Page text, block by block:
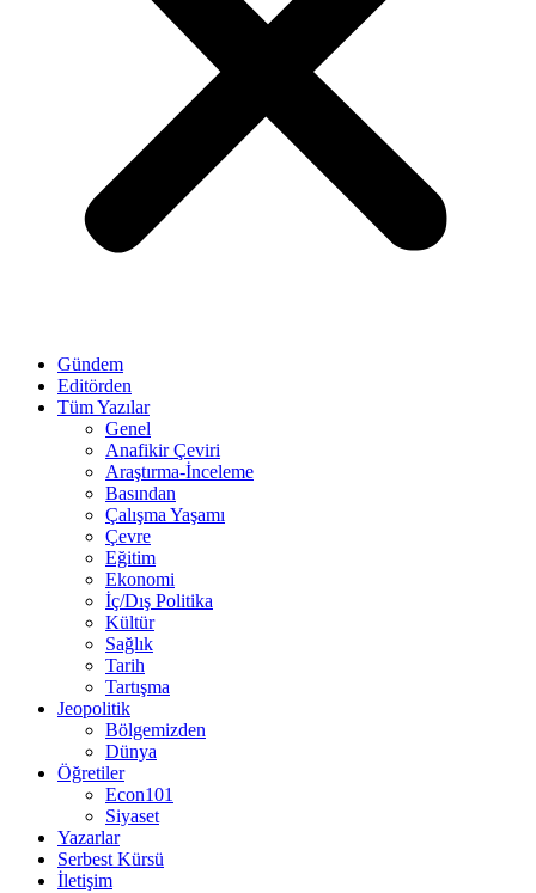
Gündem
Editörden
Tüm Yazılar
Genel
Anafikir Çeviri
Araştırma-İnceleme
Basından
Çalışma Yaşamı
Çevre
Eğitim
Ekonomi
İç/Dış Politika
Kültür
Sağlık
Tarih
Tartışma
Jeopolitik
Bölgemizden
Dünya
Öğretiler
Econ101
Siyaset
Yazarlar
Serbest Kürsü
İletişim